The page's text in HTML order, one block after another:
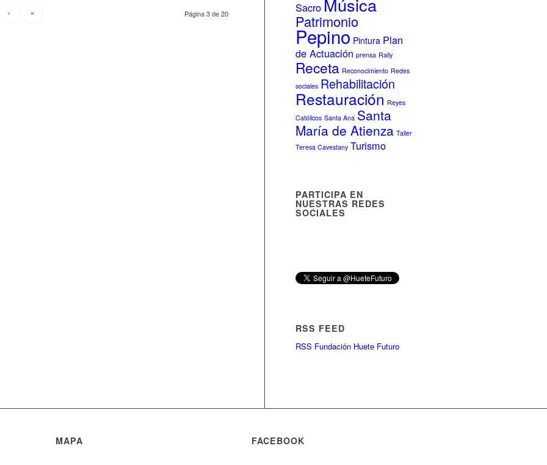
Página 3 de 20
› »
Sacro
Patrimonio
Pepino Pintura Plan
de Actuación prensa Rally
Receta Reconocimiento Redes
sociales Rehabilitación
Restauración Reyes
Católicos Santa Ana Santa
María de Atienza Taller
Teresa Cavestany Turismo
PARTICIPA EN
NUESTRAS REDES
SOCIALES
RSS FEED
RSS Fundación Huete Futuro
MAPA FACEBOOK